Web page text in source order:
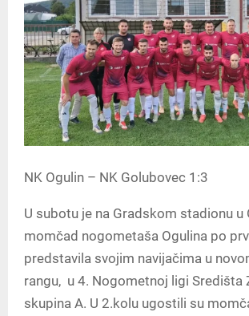
NK Ogulin – NK Golubovec 1:3
U subotu je na Gradskom stadionu u
momčad nogometaša Ogulina po
predstavila svojim navijačima u
rangu, u 4. Nogometnoj ligi Središta
skupina A. U 2.kolu ugostili su